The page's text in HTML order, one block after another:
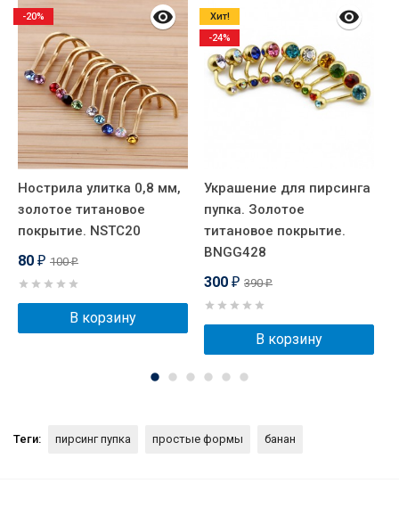
Нострила улитка 0,8 мм,
золотое титановое
покрытие. NSTC20
80 ₽ 100₽
В корзину
-20%
Украшение для пирсинга
пупка. Золотое
титановое покрытие.
BNGG428
300 ₽ 390₽
В корзину
Хит!
-24%
Теги: пирсинг пупка простые формы банан